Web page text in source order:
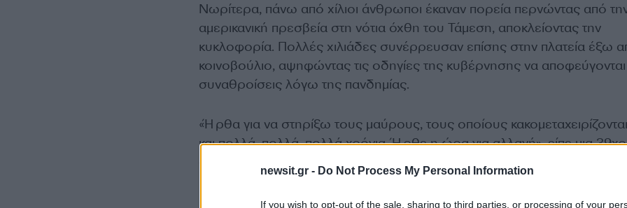
newsit.gr - Do Not Process My Personal Information
If you wish to opt-out of the sale, sharing to third parties, or processing of your
Νωρίτερα, πάνω από χίλιοι άνθρωποι έκαναν πορεία περνώντας από
αμερικανική πρεσβεία στη νότια όχθη του Τάμεση, αποκλείοντας την
κυκλοφορία. Πολλές χιλιάδες συνέρρευσαν επίσης στην πλατεία έξω
κοινοβούλιο, αψηφώντας τις οδηγίες της κυβέρνησης να αποφεύγονται
συναθροίσεις λόγω της πανδημίας.
«Ήρθα για να στηρίξω τους μαύρους, τους οποίους
και πολλά, πολλά, πολλά χρόνια. Ήρθε η ώρα για αλλαγή», είπε μια
δασκάλα, η Αΐσα Πέμπερτον. Ένας άλλος διαδηλωτής, ο Κένα Ντέιβιντ,
η Βρετανία φέρει και αυτή ευθύνες. «Όσα βλέπετε τριγύρω χτίστηκαν στις
πλάτες μαύρων και καφέ σωμάτων», υποστήριξε.